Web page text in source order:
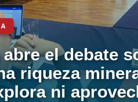
abre el debate
riqueza
ni